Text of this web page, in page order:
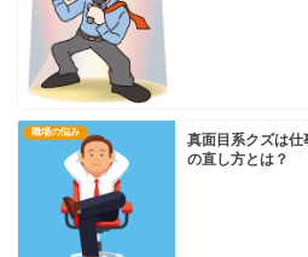
職場の悩み
真面目系クズは
の直し方とは？